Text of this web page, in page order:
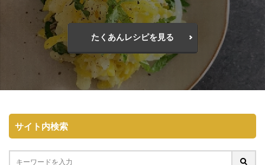
たくあんレシピを見る
サイト内検索